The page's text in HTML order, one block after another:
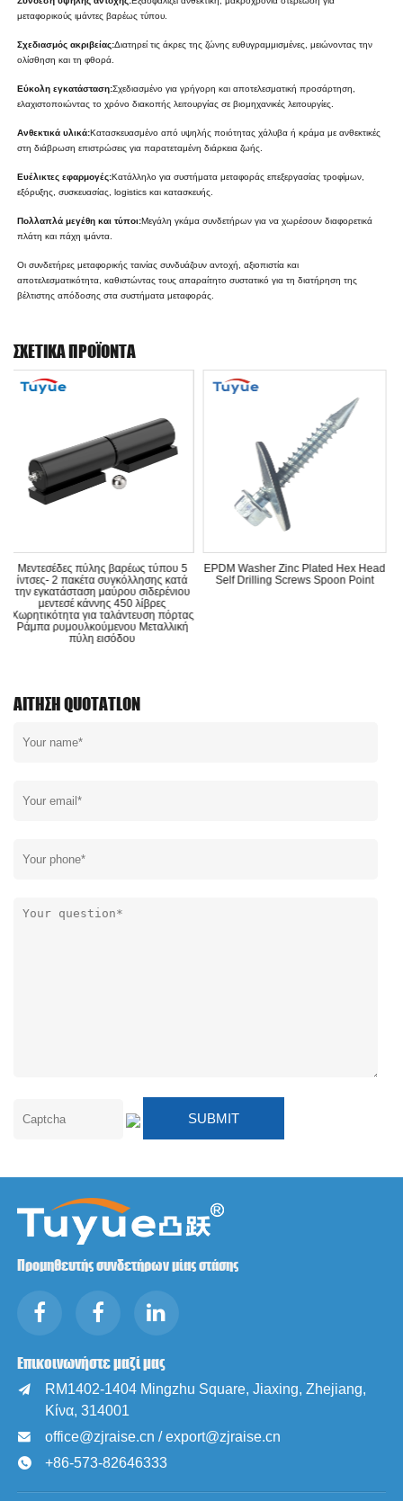
μεταφορικούς ιμάντες βαρέως τύπου.
Σχεδιασμός ακριβείας:Διατηρεί τις άκρες της ζώνης ευθυγραμμισμένες, μειώνοντας την
ολίσθηση και τη φθορά.
Εύκολη εγκατάσταση:Σχεδιασμένο για γρήγορη και αποτελεσματική προσάρτηση,
ελαχιστοποιώντας το χρόνο διακοπής λειτουργίας σε βιομηχανικές λειτουργίες.
Ανθεκτικά υλικά:Κατασκευασμένο από υψηλής ποιότητας χάλυβα ή κράμα με ανθεκτικές
στη διάβρωση επιστρώσεις για παρατεταμένη διάρκεια ζωής.
Ευέλικτες εφαρμογές:Κατάλληλο για συστήματα μεταφοράς επεξεργασίας τροφίμων,
εξόρυξης, συσκευασίας, logistics και κατασκευής.
Πολλαπλά μεγέθη και τύποι:Μεγάλη γκάμα συνδετήρων για να χωρέσουν διαφορετικά
πλάτη και πάχη ιμάντα.
Οι συνδετήρες μεταφορικής ταινίας συνδυάζουν αντοχή, αξιοπιστία και
αποτελεσματικότητα, καθιστώντας τους απαραίτητο συστατικό για τη διατήρηση της
βέλτιστης απόδοσης στα συστήματα μεταφοράς.
ΣΧΕΤΙΚΆ ΠΡΟΪΌΝΤΑ
τύπου 5
κατά
σιδερένιου
450 λίβρες
πόρτας
Μεταλλική
EPDM Washer Zinc Plated Hex Head
Self Drilling Screws Spoon Point
Hot Selling Χονδρική
Τιμή Μηχανή Ψυχρής
ΑΊΤΗΣΗ QUOTATLON
Προμηθευτής συνδετήρων μίας στάσης
Επικοινωνήστε μαζί μας

RM1402-1404 Mingzhu Square, Jiaxing, Zhejiang,
Κίνα, 314001
 office@zjraise.cn / export@zjraise.cn
 +86-573-82646333